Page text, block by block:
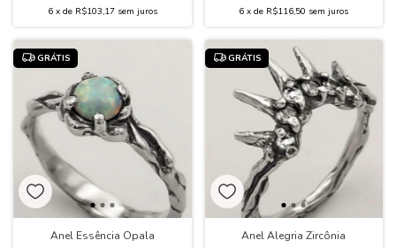
6 x de R$103,17 sem juros 6 xde R$116,50 sem juros
GRÁTIS
Anel Essência Opala
GRÁTIS
Anel Alegria Zircônia